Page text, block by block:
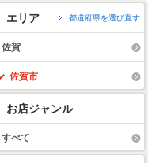
エリア 都道府県を選び直す
佐賀
佐賀市
お店ジャンル
すべて